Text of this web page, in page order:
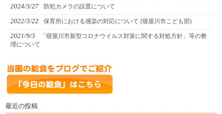
2024/3/27 防犯カメラの設置について
2022/3/22 保育所における感染の対応について (寝屋川市こども部)
2021/9/3
「寝屋川市新型コロナウイルス対策に関する対処方針」等の整
理について
最近の投稿